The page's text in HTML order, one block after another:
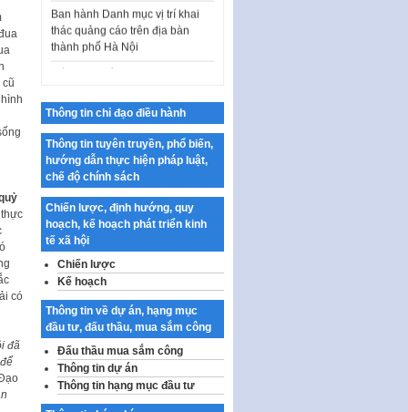
cũ
có
đã
thác quảng cáo trên địa bàn
thành phố Hà Nội
Kế hoạch Tổ chức Cuộc thi
Công bố công khai dự toán kinh
phí xây dựng pháp luật, hoàn
thiện thể chế, chính…
Quy định về nghiên cứu, ứng
mới sáng tạo và chuyển…
Quy định chi tiết và hướng dẫn
thi hành một số điều của Luật Lý
lịch tư…
Sửa đổi, bổ sung một số nội
dung tại Nghị quyết số 30/NQ-
CP ngày 24 tháng 02…
Ban hành Chương trình hành
động của Chính phủ thực hiện
Nghị quyết số 02-NQ/TW ngày
17…
Thông tin chỉ đạo điều hành
Thông tin tuyên truyền, phổ biến,
hướng dẫn thực hiện pháp luật,
chế độ chính sách
Chiến lược, định hướng, quy
hoạch, kế hoạch phát triển kinh
tế xã hội
Chiến lược
Kế hoạch
Thông tin về dự án, hạng mục
đầu tư, đấu thầu, mua sắm công
Đấu thầu mua sắm công
Thông tin dự án
Thông tin hạng mục đầu tư